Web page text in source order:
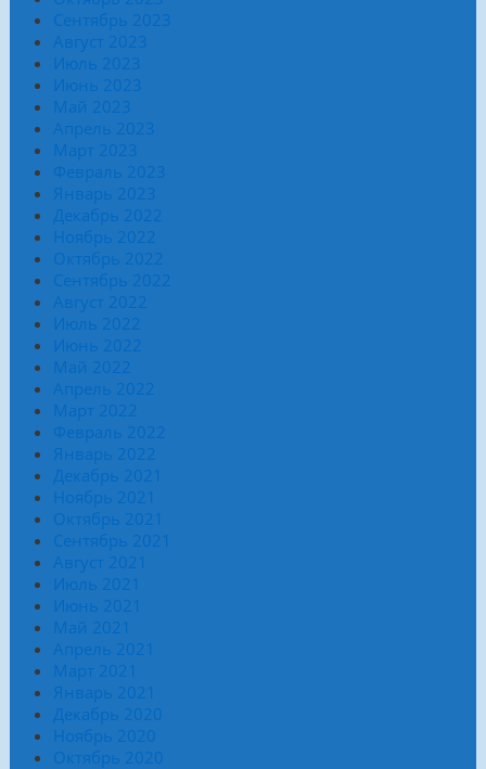
Сентябрь 2023
Август 2023
Июль 2023
Июнь 2023
Май 2023
Апрель 2023
Март 2023
Февраль 2023
Январь 2023
Декабрь 2022
Ноябрь 2022
Октябрь 2022
Сентябрь 2022
Август 2022
Июль 2022
Июнь 2022
Май 2022
Апрель 2022
Март 2022
Февраль 2022
Январь 2022
Декабрь 2021
Ноябрь 2021
Октябрь 2021
Сентябрь 2021
Август 2021
Июль 2021
Июнь 2021
Май 2021
Апрель 2021
Март 2021
Январь 2021
Декабрь 2020
Ноябрь 2020
Октябрь 2020